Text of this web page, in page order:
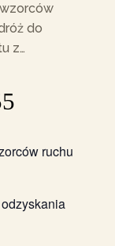
do
z…
ruchu